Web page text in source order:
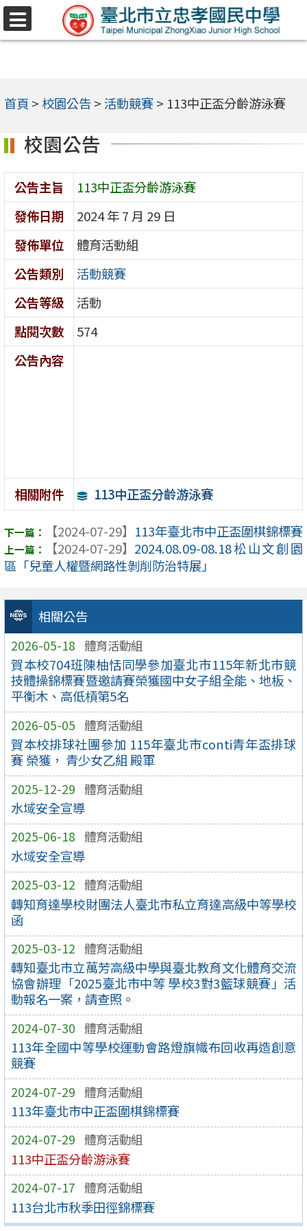
跳
至
內
選
首頁 > 校園公告>活動競賽 > 113中正盃分齡游泳賽
相關公告
2026-05-18 體育活動組
賀本校704班陳柚恬同學參加臺北市115年新北市競
技體操錦標賽暨邀請賽榮獲國中女子組全能、地板、
平衡木、高低槓第5名
2026-05-05 體育活動組
賀本校排球社團參加 115年臺北市conti青年盃排球
賽 榮獲， 青少女乙組 殿軍
2025-12-29 體育活動組
水域安全宣導
2025-06-18 體育活動組
水域安全宣導
2025-03-12 體育活動組
轉知育達學校財團法人臺北市私立育達高級中等學校
函
2025-03-12 體育活動組
轉知臺北市立萬芳高級中學與臺北教育文化體育交流
協會辦理「2025臺北市中等 學校3對3籃球競賽」活
動報名一案，請查照。
2024-07-30 體育活動組
113年全國中等學校運動會路燈旗幟布回收再造創意
競賽
2024-07-29 體育活動組
113年臺北市中正盃圍棋錦標賽
2024-07-29 體育活動組
113中正盃分齡游泳賽
2024-07-17 體育活動組
113台北市秋季田徑錦標賽
校園公告
公告主旨
113中正盃分齡游泳賽
發佈日期
2024 年 7 月 29 日
發佈單位
體育活動組
公告類別
活動競賽
公告等級
活動
點閱次數
574
公告內容
相關附件 113中正盃分齡游泳賽
【2024-07-29】 113年臺北市中正盃圍棋錦標賽
【2024-07-29】 2024.08.09-08.18松山文創園
區「兒童人權暨網路性剝削防治特展」